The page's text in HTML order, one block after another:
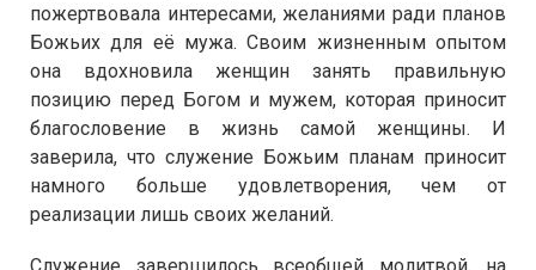
пожертвовала интересами, желаниями ради планов
Божьих для её мужа. Своим жизненным опытом
она вдохновила женщин занять правильную
позицию перед Богом и мужем, которая приносит
благословение в жизнь самой женщины. И
заверила, что служение Божьим планам приносит
намного больше удовлетворения, чем от
реализации лишь своих желаний.
Служение завершилось всеобщей молитвой, на